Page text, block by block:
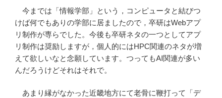
今までは「情報学部」という，コンピュータと結びつ
けば何でもありの学部に居ましたので，卒研はWebアプ
リ制作が専らでした。今後も卒研ネタの一つとしてアプ
リ制作は奨励しますが，個人的にはHPC関連のネタが増
えて欲しいなと念願しています。つってもAI関連が多い
んだろうけどそれはそれで。
あまり縁がなかった近畿地方にて老骨に鞭打って「デ